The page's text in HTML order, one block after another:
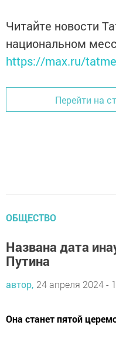
Читайте новости
национальном
https://max.ru/
Перейти на
ОБЩЕСТВО
Названа дата
Путина
автор, 24 апреля 2024 -
Она станет пятой